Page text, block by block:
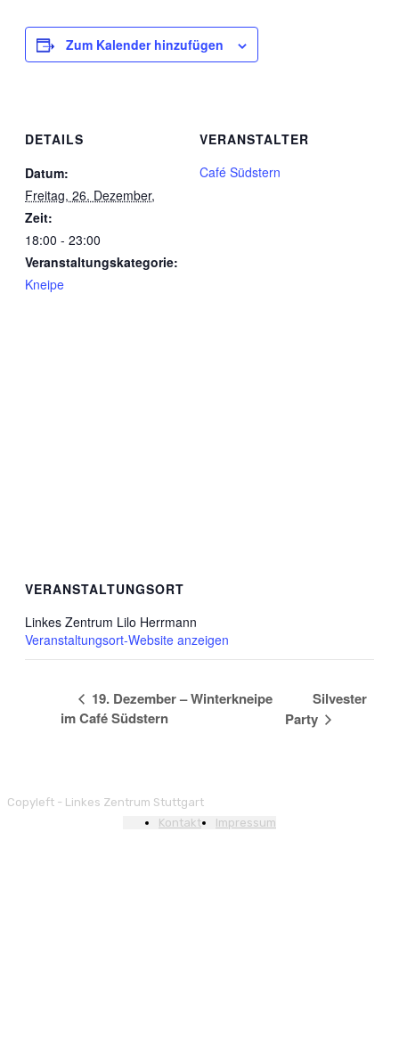
Zum Kalender hinzufügen
DETAILS
Datum:
Freitag, 26. Dezember,
Zeit:
18:00 - 23:00
Veranstaltungskategorie:
Kneipe
VERANSTALTER
Café Südstern
VERANSTALTUNGSORT
Linkes Zentrum Lilo Herrmann
Veranstaltungsort-Website anzeigen
19. Dezember – Winterkneipe
im Café Südstern
Silvester
Party
Copyleft - Linkes Zentrum Stuttgart
Kontakt
Impressum